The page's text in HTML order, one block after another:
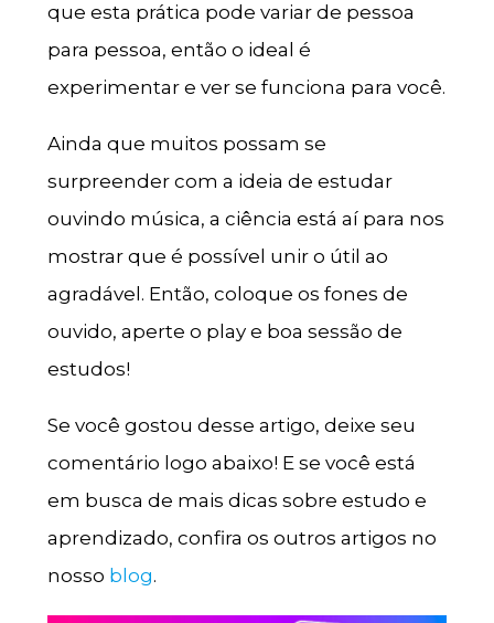
que esta prática pode variar de pessoa
para pessoa, então o ideal é
experimentar e ver se funciona para você.
Ainda que muitos possam se
surpreender com a ideia de estudar
ouvindo música, a ciência está aí para nos
mostrar que é possível unir o útil ao
agradável. Então, coloque os fones de
ouvido, aperte o play e boa sessão de
estudos!
Se você gostou desse artigo, deixe seu
comentário logo abaixo! E se você está
em busca de mais dicas sobre estudo e
aprendizado, confira os outros artigos no
nosso blog.